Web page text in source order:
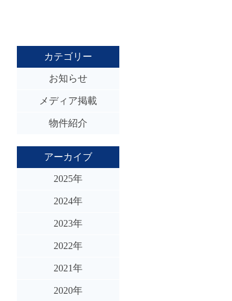
カテゴリー
お知らせ
メディア掲載
物件紹介
アーカイブ
2025年
2024年
2023年
2022年
2021年
2020年